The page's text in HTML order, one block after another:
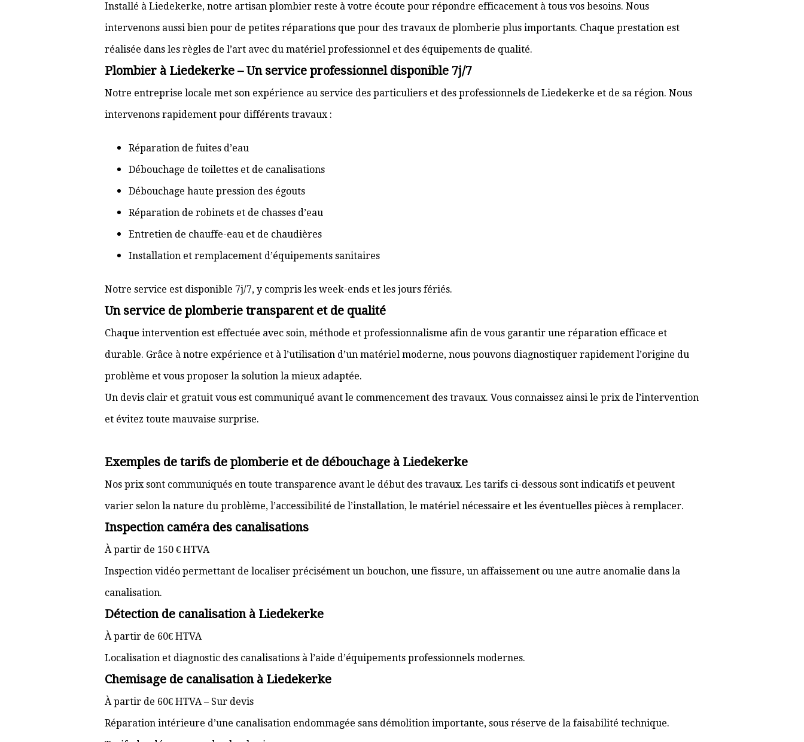
Installé à Liedekerke, notre artisan plombier reste à votre écoute pour répondre efficacement à tous vos besoins. Nous
intervenons aussi bien pour de petites réparations que pour des travaux de plomberie plus importants. Chaque prestation est
réalisée dans les règles de l’art avec du matériel professionnel et des équipements de qualité.
Plombier à Liedekerke – Un service professionnel disponible 7j/7
Notre entreprise locale met son expérience au service des particuliers et des professionnels de Liedekerke et de sa région. Nous
intervenons rapidement pour différents travaux :
Réparation de fuites d’eau
Débouchage de toilettes et de canalisations
Débouchage haute pression des égouts
Réparation de robinets et de chasses d’eau
Entretien de chauffe-eau et de chaudières
Installation et remplacement d’équipements sanitaires
Notre service est disponible 7j/7, y compris les week-ends et les jours fériés.
Un service de plomberie transparent et de qualité
Chaque intervention est effectuée avec soin, méthode et professionnalisme afin de vous garantir une réparation efficace et
durable. Grâce à notre expérience et à l’utilisation d’un matériel moderne, nous pouvons diagnostiquer rapidement l’origine du
problème et vous proposer la solution la mieux adaptée.
Un devis clair et gratuit vous est communiqué avant le commencement des travaux. Vous connaissez ainsi le prix de l’intervention
et évitez toute mauvaise surprise.
Exemples de tarifs de plomberie et de débouchage à Liedekerke
Nos prix sont communiqués en toute transparence avant le début des travaux. Les tarifs ci-dessous sont indicatifs et peuvent
varier selon la nature du problème, l’accessibilité de l’installation, le matériel nécessaire et les éventuelles pièces à remplacer.
Inspection caméra des canalisations
À partir de 150 € HTVA
Inspection vidéo permettant de localiser précisément un bouchon, une fissure, un affaissement ou une autre anomalie dans la
canalisation.
Détection de canalisation à Liedekerke
À partir de 60€ HTVA
Localisation et diagnostic des canalisations à l’aide d’équipements professionnels modernes.
Chemisage de canalisation à Liedekerke
À partir de 60€ HTVA – Sur devis
Réparation intérieure d’une canalisation endommagée sans démolition importante, sous réserve de la faisabilité technique.